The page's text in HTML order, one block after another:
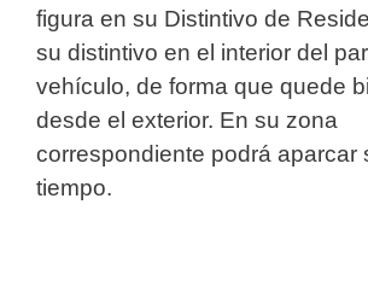
figura en su Distintivo de
su distintivo en el interior del
vehículo, de forma que quede
desde el exterior. En su zona
correspondiente podrá aparcar
tiempo.